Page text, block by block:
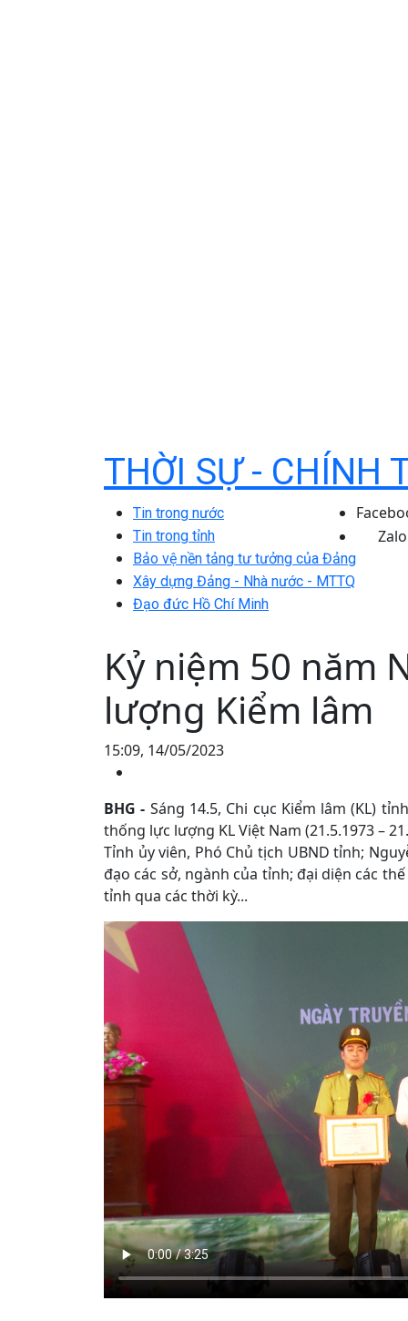
THỜI SỰ - CHÍNH
Tin trong nước
Tin trong tỉnh
Bảo vệ nền tảng tư tưởng của Đảng
Xây dựng Đảng - Nhà nước - MTTQ
Đạo đức Hồ Chí Minh
Zalo
Kỷ niệm 50 năm
lượng Kiểm lâm
15:09, 14/05/2023
BHG - Sáng 14.5, Chi cục Kiểm lâm (KL)
thống lực lượng KL Việt Nam (21.5.1973 –
Tỉnh ủy viên, Phó Chủ tịch UBND tỉnh;
đạo các sở, ngành của tỉnh; đại diện các
tỉnh qua các thời kỳ...